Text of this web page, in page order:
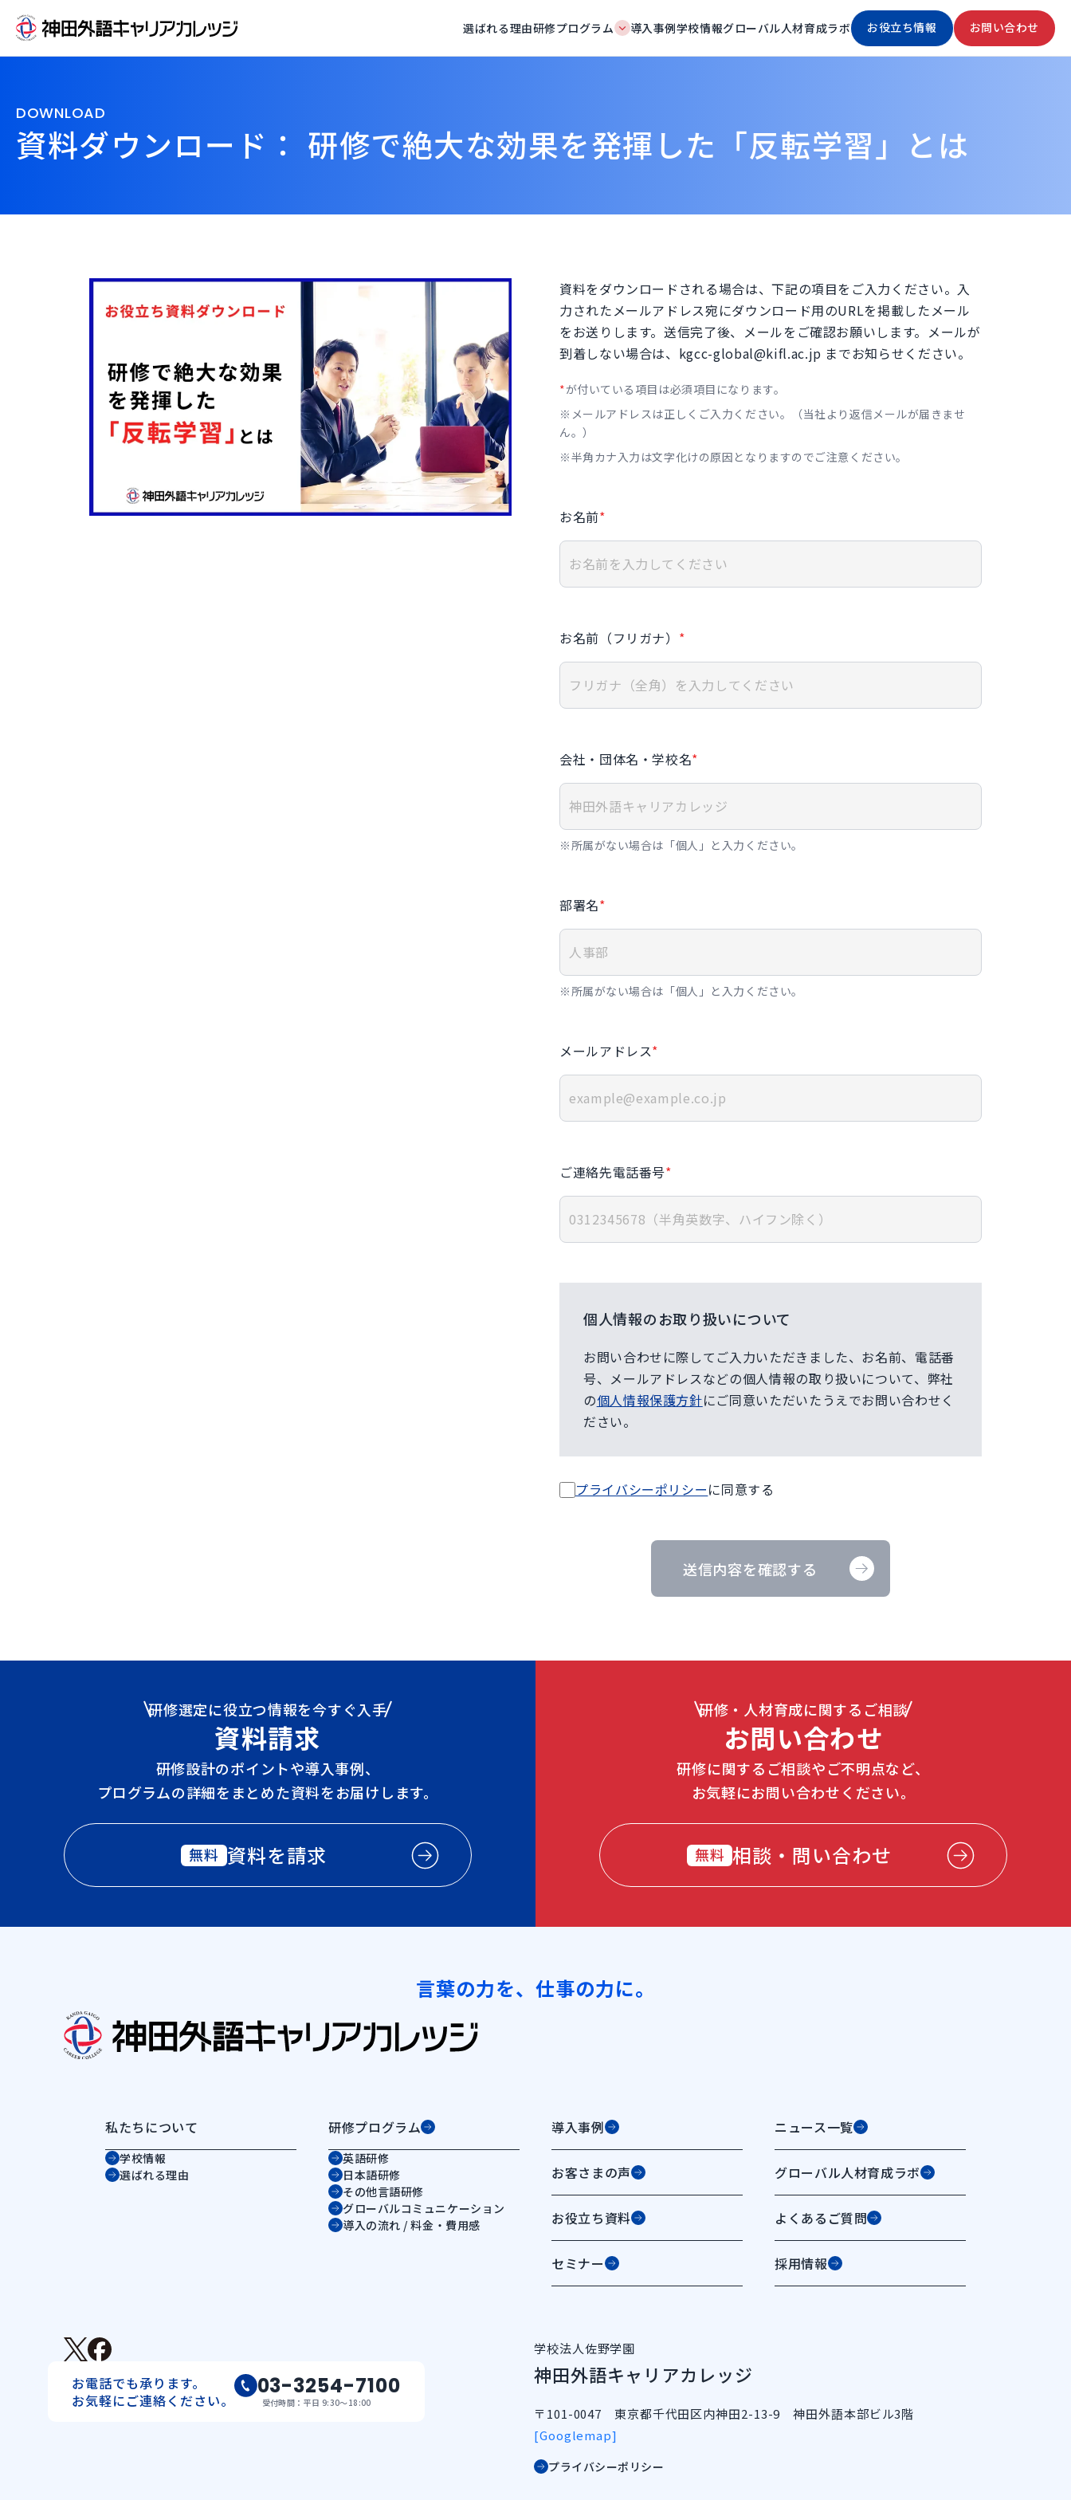
選ばれる理由研修プログラム 導入事例学校情報グローバル人材育成ラボ お役立ち情報 お問い合わせ
DOWNLOAD
資料ダウンロード： 研修で絶大な効果を発揮した「反転学習」とは
資料をダウンロードされる場合は、下記の項目をご入力ください。入
力されたメールアドレス宛にダウンロード用のURLを掲載したメール
をお送りします。送信完了後、メールをご確認お願いします。メールが
到着しない場合は、kgcc-global@kifl.ac.jp までお知らせください。
*が付いている項目は必須項目になります。
※メールアドレスは正しくご入力ください。（当社より返信メールが届きませ
ん。）
※半角カナ入力は文字化けの原因となりますのでご注意ください。
お名前*
お名前（フリガナ） *
会社・団体名・学校名*
※所属がない場合は「個人」と入力ください。
部署名*
※所属がない場合は「個人」と入力ください。
メールアドレス*
ご連絡先電話番号*
個人情報のお取り扱いについて
お問い合わせに際してご入力いただきました、お名前、電話番
号、メールアドレスなどの個人情報の取り扱いについて、弊社
の個人情報保護方針にご同意いただいたうえでお問い合わせく
ださい。
プライバシーポリシーに同意する
送信内容を確認する
研修選定に役立つ情報を今すぐ入手
資料請求
研修設計のポイントや導入事例、
プログラムの詳細をまとめた資料をお届けします。
無料 資料を請求
研修・人材育成に関するご相談
お問い合わせ
研修に関するご相談やご不明点など、
お気軽にお問い合わせください。
無料 相談・問い合わせ
言葉の力を、仕事の力に。
私たちについて
学校情報
選ばれる理由
研修プログラム
英語研修
日本語研修
その他言語研修
グローバルコミュニケーション
導入の流れ / 料金・費用感
導入事例
お客さまの声
お役立ち資料
セミナー
ニュース一覧
グローバル人材育成ラボ
よくあるご質問
採用情報
お電話でも承ります。
お気軽にご連絡ください。
03-3254-7100
受付時間：平日 9:30〜18:00
学校法人佐野学園
神田外語キャリアカレッジ
〒101-0047 東京都千代田区内神田2-13-9 神田外語本部ビル3階
[Googlemap]
プライバシーポリシー